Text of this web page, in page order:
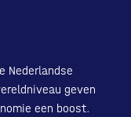
Nederlandse
geven
een boost.